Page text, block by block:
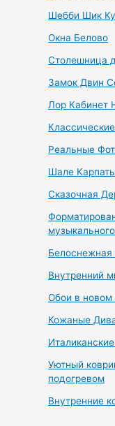
Шебби Шик
Окна Белово
Столешница
Замок Двин
Лор Кабинет
Реальные
Шале
Сказочная
Белоснежная
Внутренний
Обои в новом
Кожаные
Уютный
подогревом
Внутренние